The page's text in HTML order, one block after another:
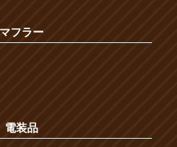
マフラー
電装品